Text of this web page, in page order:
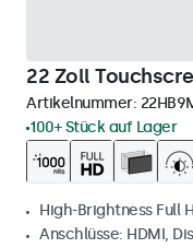
22 Zoll
Artikelnummer:
100+ Stück auf Lager
High-Brightness Full
Anschlüsse: HDMI,